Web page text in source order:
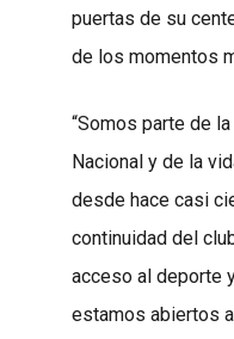
puertas de su
de los momentos
“Somos parte de
Nacional y de la
desde hace casi
continuidad del
acceso al deporte
estamos abiertos